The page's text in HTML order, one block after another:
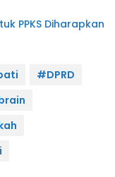
PPKS Diharapkan
#DPRD